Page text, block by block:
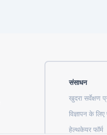
संसाधन
खुदरा सर्वेक्षण
विज्ञापन के लिए
हेल्थकेयर फॉर्म